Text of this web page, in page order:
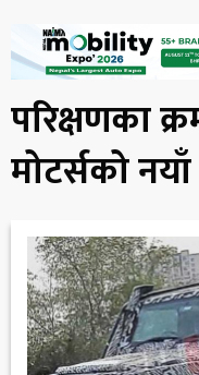
परिक्षणका
मोटर्सको